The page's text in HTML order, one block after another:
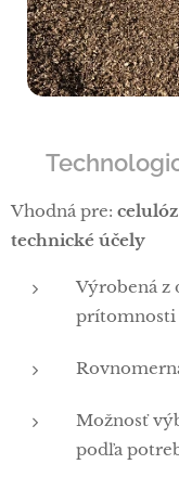
⚙️
Vhodná pre:
technické účely
Výrobená z
prítomnosti
Možnosť
podľa